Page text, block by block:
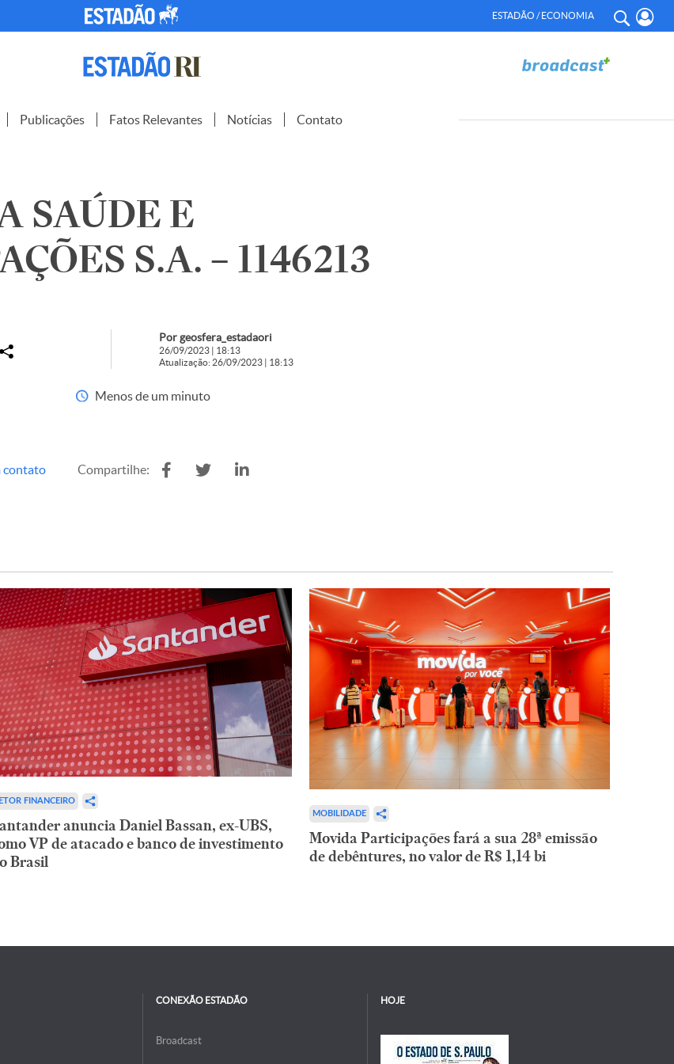
ESTADÃO / ECONOMIA
Publicações Fatos Relevantes Notícias Contato
SAÚDE E
S.A. – 1146213
Por geosfera_estadaori
26/09/2023 | 18:13
Atualização: 26/09/2023 | 18:13
Menos de um minuto
contato Compartilhe:
FINANCEIRO
anuncia Daniel Bassan, ex-UBS,
VP de atacado e banco de investimento
Brasil
MOBILIDADE
Movida Participações fará a sua 28ª emissão
de debêntures, no valor de R$ 1,14 bi
CONEXÃO ESTADÃO
Broadcast
HOJE